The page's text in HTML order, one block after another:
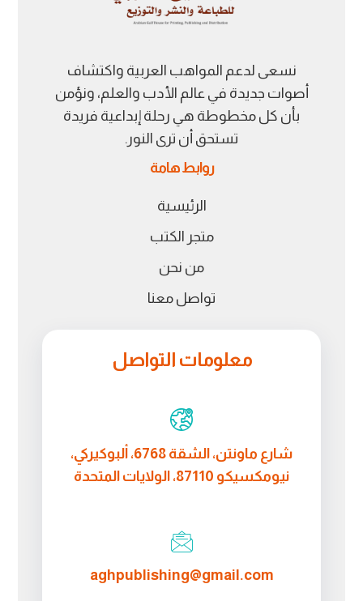
نسعى لدعم المواهب العربية واكتشاف
أصوات جديدة في عالم الأدب والعلم، ونؤمن
بأن كل مخطوطة هي رحلة إبداعية فريدة
تستحق أن ترى النور.
روابط هامة
الرئيسية
متجر الكتب
من نحن
تواصل معنا
معلومات التواصل
شارع ماونتن، الشقة 6768، ألبوكيركي،
نيومكسيكو 87110، الولايات المتحدة
aghpublishing@gmail.com